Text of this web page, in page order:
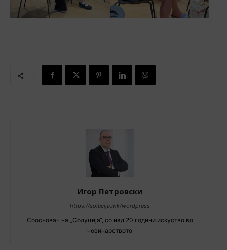
Игор Петровски
https://solucija.mk/wordpress
Соосновач на „Солуција“, со над 20 години искуство во
новинарството